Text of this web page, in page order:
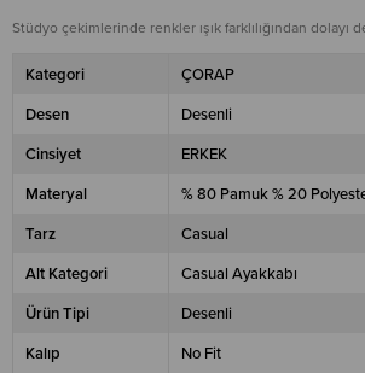
Stüdyo çekimlerinde renkler ışık farklılığından dolayı
Kategori ÇORAP
Desen Desenli
Cinsiyet ERKEK
Materyal % 80 Pamuk % 20
Tarz Casual
Alt Kategori Casual Ayakkabı
Ürün Tipi Desenli
Kalıp No Fit